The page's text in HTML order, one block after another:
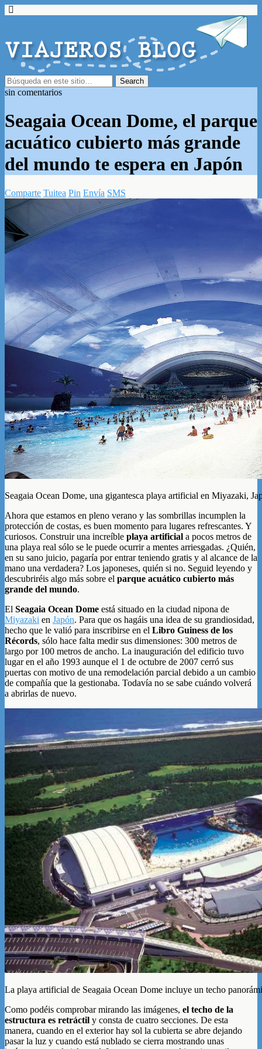
sin comentarios
Seagaia Ocean Dome, el parque
acuático cubierto más grande
del mundo te espera en Japón
Comparte Tuitea Pin Envía SMS
Seagaia Ocean Dome, una gigantesca playa artificial en Miyazaki,
Ahora que estamos en pleno verano y las sombrillas incumplen la
protección de costas, es buen momento para lugares refrescantes. Y
curiosos. Construir una increíble playa artificial a pocos metros de
una playa real sólo se le puede ocurrir a mentes arriesgadas. ¿Quién,
en su sano juicio, pagaría por entrar teniendo gratis y al alcance de la
mano una verdadera? Los japoneses, quién si no. Seguid leyendo y
descubriréis algo más sobre el parque acuático cubierto más
grande del mundo.
El Seagaia Ocean Dome está situado en la ciudad nipona de
Miyazaki en Japón. Para que os hagáis una idea de su grandiosidad,
hecho que le valió para inscribirse en el Libro Guiness de los
Récords, sólo hace falta medir sus dimensiones: 300 metros de
largo por 100 metros de ancho. La inauguración del edificio tuvo
lugar en el año 1993 aunque el 1 de octubre de 2007 cerró sus
puertas con motivo de una remodelación parcial debido a un cambio
de compañía que la gestionaba. Todavía no se sabe cuándo volverá
a abrirlas de nuevo.
La playa artificial de Seagaia Ocean Dome incluye un techo
Como podéis comprobar mirando las imágenes, el techo de la
estructura es retráctil y consta de cuatro secciones. De esta
manera, cuando en el exterior hay sol la cubierta se abre dejando
pasar la luz y cuando está nublado se cierra mostrando unas